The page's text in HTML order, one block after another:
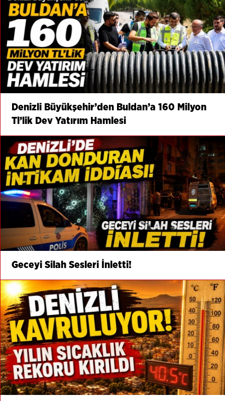
Denizli Büyükşehir’den Buldan’a 160 Milyon
Tl’lik Dev Yatırım Hamlesi
Geceyi Silah Sesleri İnletti!